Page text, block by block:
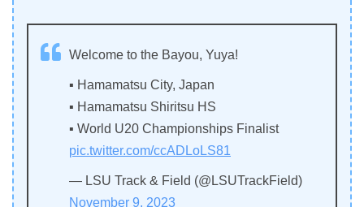
Welcome to the Bayou, Yuya!
▪️ Hamamatsu City, Japan
▪️ Hamamatsu Shiritsu HS
▪️ World U20 Championships Finalist
pic.twitter.com/ccADLoLS81
— LSU Track & Field (@LSUTrackField)
November 9, 2023